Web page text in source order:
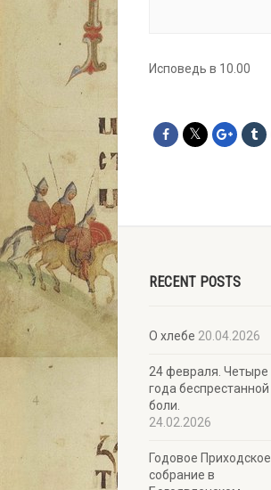
Исповедь в 10.00
RECENT POSTS
О хлебе 20.04.2026
24 февраля. Четыре
года беспрестанной
боли.
24.02.2026
Годовое Приходское
собрание в